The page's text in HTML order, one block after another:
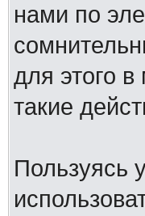
нами по
для этого
такие
Пользуясь